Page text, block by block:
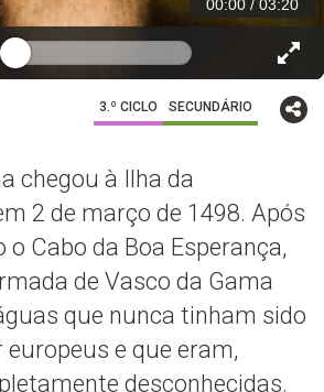
00:00 / 03:20
3.º CICLO SECUNDÁRIO
chegou à Ilha da
2 de março de 1498. Após
Cabo da Boa Esperança,
de Vasco da Gama
que nunca tinham sido
europeus e que eram,
desconhecidas.